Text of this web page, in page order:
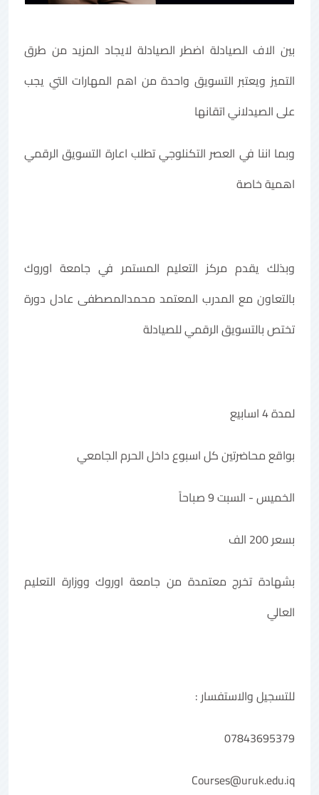
بين الاف الصيادلة اضطر الصيادلة لايجاد المزيد من طرق
التميز ويعتبر التسويق واحدة من اهم المهارات التي يجب
على الصيدلاني اتقانها
وبما اننا في العصر التكنلوجي تطلب اعارة التسويق الرقمي
اهمية خاصة
وبذلك يقدم مركز التعليم المستمر في جامعة اوروك
بالتعاون مع المدرب المعتمد محمدالمصطفى عادل دورة
تختص بالتسويق الرقمي للصيادلة
لمدة 4 اسابيع
بواقع محاضرتين كل اسبوع داخل الحرم الجامعي
الخميس - السبت 9 صباحاً
بسعر 200 الف
بشهادة تخرج معتمدة من جامعة اوروك ووزارة التعليم
العالي
للتسجيل والاستفسار :
07843695379
Courses@uruk.edu.iq